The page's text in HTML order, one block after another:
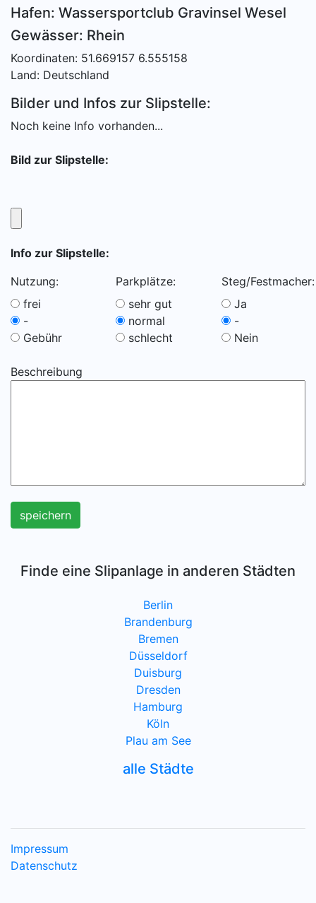
Hafen: Wassersportclub Gravinsel Wesel
Gewässer: Rhein
Koordinaten: 51.669157 6.555158
Land: Deutschland
Bilder und Infos zur Slipstelle:
Noch keine Info vorhanden...
Bild zur Slipstelle:
Info zur Slipstelle:
Nutzung:
frei
-
Gebühr
Parkplätze:
sehr gut
normal
schlecht
Steg/Festmacher:
Ja
-
Nein
Beschreibung
speichern
Finde eine Slipanlage in anderen Städten
Berlin
Brandenburg
Bremen
Düsseldorf
Duisburg
Dresden
Hamburg
Köln
Plau am See
alle Städte
Impressum
Datenschutz